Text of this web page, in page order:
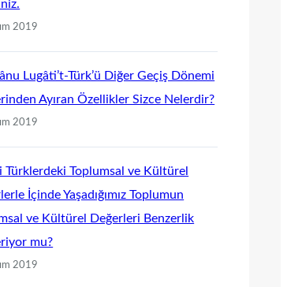
2019
Lugâti’t-Türk’ü Diğer Geçiş Dönemi
Ayıran Özellikler Sizce Nelerdir?
2019
Türklerdeki Toplumsal ve Kültürel
İçinde Yaşadığımız Toplumun
ve Kültürel Değerleri Benzerlik
mu?
2019